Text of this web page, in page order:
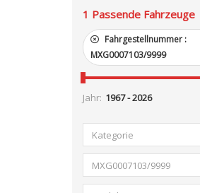
1 Passende Fahrzeuge
Fahrgestellnummer :
MXG0007103/9999
Jahr:
Kategorie
MXG0007103/9999